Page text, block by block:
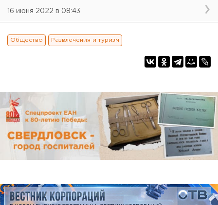
16 июня 2022 в 08:43
Общество Развлечения и туризм